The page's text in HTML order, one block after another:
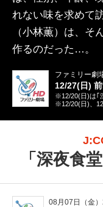
れない味を求めて
（小林薫）は、そ
作るのだった…。
ファミリー劇
12/27(日)
※12/20(日)は｢
※12/20(日)、
「深夜食堂
08月07日（金